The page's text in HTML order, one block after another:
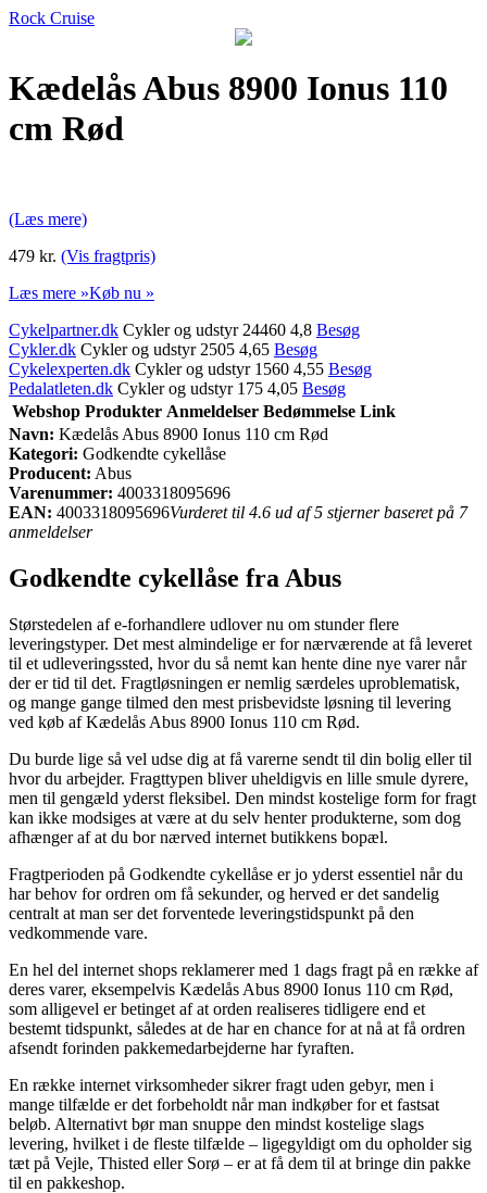
Rock Cruise
Kædelås Abus 8900 Ionus 110
cm Rød
(Læs mere)
479 kr. (Vis fragtpris)
Læs mere »Køb nu »
Cykelpartner.dk Cykler og udstyr 24460 4,8 Besøg
Cykler.dk Cykler og udstyr 2505 4,65 Besøg
Cykelexperten.dk Cykler og udstyr 1560 4,55 Besøg
Pedalatleten.dk Cykler og udstyr 175 4,05 Besøg
Webshop Produkter Anmeldelser Bedømmelse Link
Navn: Kædelås Abus 8900 Ionus 110 cm Rød
Kategori: Godkendte cykellåse
Producent: Abus
Varenummer: 4003318095696
EAN: 4003318095696Vurderet til 4.6 ud af 5 stjerner baseret på 7
anmeldelser
Godkendte cykellåse fra Abus
Størstedelen af e-forhandlere udlover nu om stunder flere
leveringstyper. Det mest almindelige er for nærværende at få leveret
til et udleveringssted, hvor du så nemt kan hente dine nye varer når
der er tid til det. Fragtløsningen er nemlig særdeles uproblematisk,
og mange gange tilmed den mest prisbevidste løsning til levering
ved køb af Kædelås Abus 8900 Ionus 110 cm Rød.
Du burde lige så vel udse dig at få varerne sendt til din bolig eller til
hvor du arbejder. Fragttypen bliver uheldigvis en lille smule dyrere,
men til gengæld yderst fleksibel. Den mindst kostelige form for fragt
kan ikke modsiges at være at du selv henter produkterne, som dog
afhænger af at du bor nærved internet butikkens bopæl.
Fragtperioden på Godkendte cykellåse er jo yderst essentiel når du
har behov for ordren om få sekunder, og herved er det sandelig
centralt at man ser det forventede leveringstidspunkt på den
vedkommende vare.
En hel del internet shops reklamerer med 1 dags fragt på en række af
deres varer, eksempelvis Kædelås Abus 8900 Ionus 110 cm Rød,
som alligevel er betinget af at orden realiseres tidligere end et
bestemt tidspunkt, således at de har en chance for at nå at få ordren
afsendt forinden pakkemedarbejderne har fyraften.
En række internet virksomheder sikrer fragt uden gebyr, men i
mange tilfælde er det forbeholdt når man indkøber for et fastsat
beløb. Alternativt bør man snuppe den mindst kostelige slags
levering, hvilket i de fleste tilfælde – ligegyldigt om du opholder sig
tæt på Vejle, Thisted eller Sorø – er at få dem til at bringe din pakke
til en pakkeshop.